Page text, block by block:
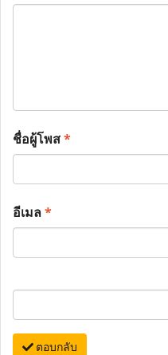
ชื่อผู้โพส*
อีเมล*
ตอบกลับ